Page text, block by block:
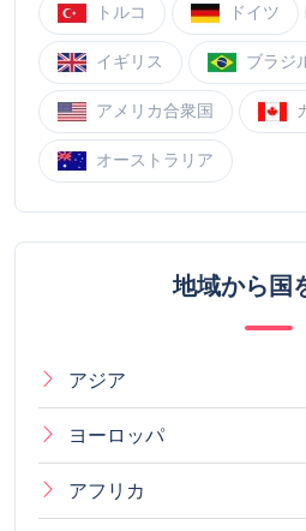
トルコ ドイツ
イギリス ブラジ
アメリカ合衆国
オーストラリア
地域から国
アジア
ヨーロッパ
アフリカ